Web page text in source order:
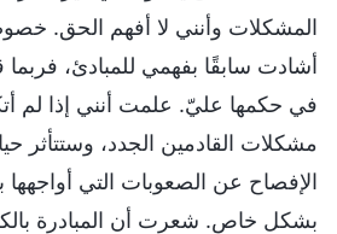
المشكلات وأنني لا أفهم الحق.
أشادت سابقًا بفهمي للمبادئ،
في حكمها عليّ. علمت أنني إذا لم
مشكلات القادمين الجدد، وستتأثر
الإفصاح عن الصعوبات التي أواجهها
بشكل خاص. شعرت أن المبادرة